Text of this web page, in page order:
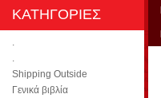
ΚΑΤΗΓΟΡΙΕΣ
.
.
Shipping Outside
Γενικά βιβλία